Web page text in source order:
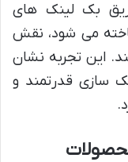
بک لینک های
می شود، نقش
این تجربه نشان
سازی قدرتمند و